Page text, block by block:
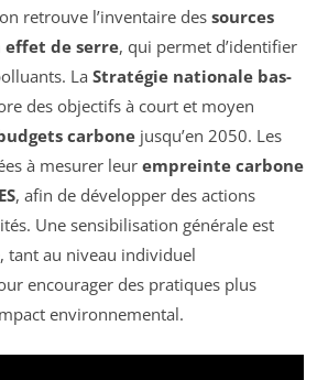
retrouve l’inventaire des sources
effet de serre, qui permet d’identifier
La Stratégie nationale bas-
des objectifs à court et moyen
carbone jusqu’en 2050. Les
à mesurer leur empreinte carbone
, afin de développer des actions
Une sensibilisation générale est
tant au niveau individuel
encourager des pratiques plus
environnemental.